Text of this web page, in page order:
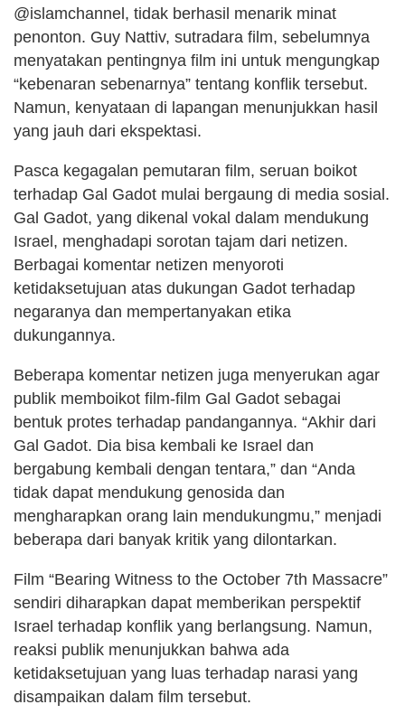
@islamchannel, tidak berhasil menarik minat
penonton. Guy Nattiv, sutradara film, sebelumnya
menyatakan pentingnya film ini untuk mengungkap
“kebenaran sebenarnya” tentang konflik tersebut.
Namun, kenyataan di lapangan menunjukkan hasil
yang jauh dari ekspektasi.
Pasca kegagalan pemutaran film, seruan boikot
terhadap Gal Gadot mulai bergaung di media sosial.
Gal Gadot, yang dikenal vokal dalam mendukung
Israel, menghadapi sorotan tajam dari netizen.
Berbagai komentar netizen menyoroti
ketidaksetujuan atas dukungan Gadot terhadap
negaranya dan mempertanyakan etika
dukungannya.
Beberapa komentar netizen juga menyerukan agar
publik memboikot film-film Gal Gadot sebagai
bentuk protes terhadap pandangannya. “Akhir dari
Gal Gadot. Dia bisa kembali ke Israel dan
bergabung kembali dengan tentara,” dan “Anda
tidak dapat mendukung genosida dan
mengharapkan orang lain mendukungmu,” menjadi
beberapa dari banyak kritik yang dilontarkan.
Film “Bearing Witness to the October 7th Massacre”
sendiri diharapkan dapat memberikan perspektif
Israel terhadap konflik yang berlangsung. Namun,
reaksi publik menunjukkan bahwa ada
ketidaksetujuan yang luas terhadap narasi yang
disampaikan dalam film tersebut.